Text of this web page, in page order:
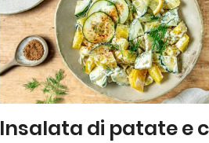
Insalata di patate e